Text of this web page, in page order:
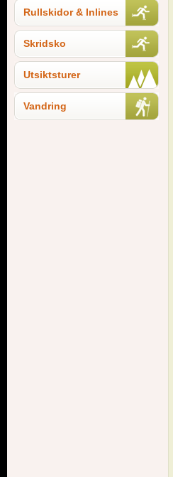
Rullskidor & Inlines
Skridsko
Utsiktsturer
Vandring